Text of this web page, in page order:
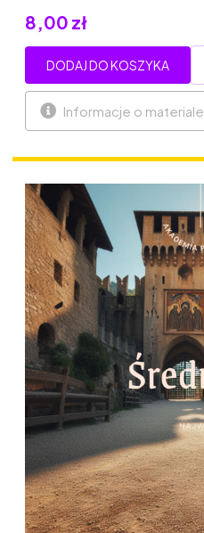
8,00 zł
DODAJ DO KOSZYKA
Informacje o materiale